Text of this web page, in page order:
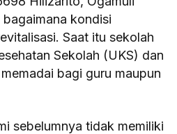
kondisi
Saat itu sekolah
Sekolah (UKS) dan
bagi guru maupun
sebelumnya tidak memiliki